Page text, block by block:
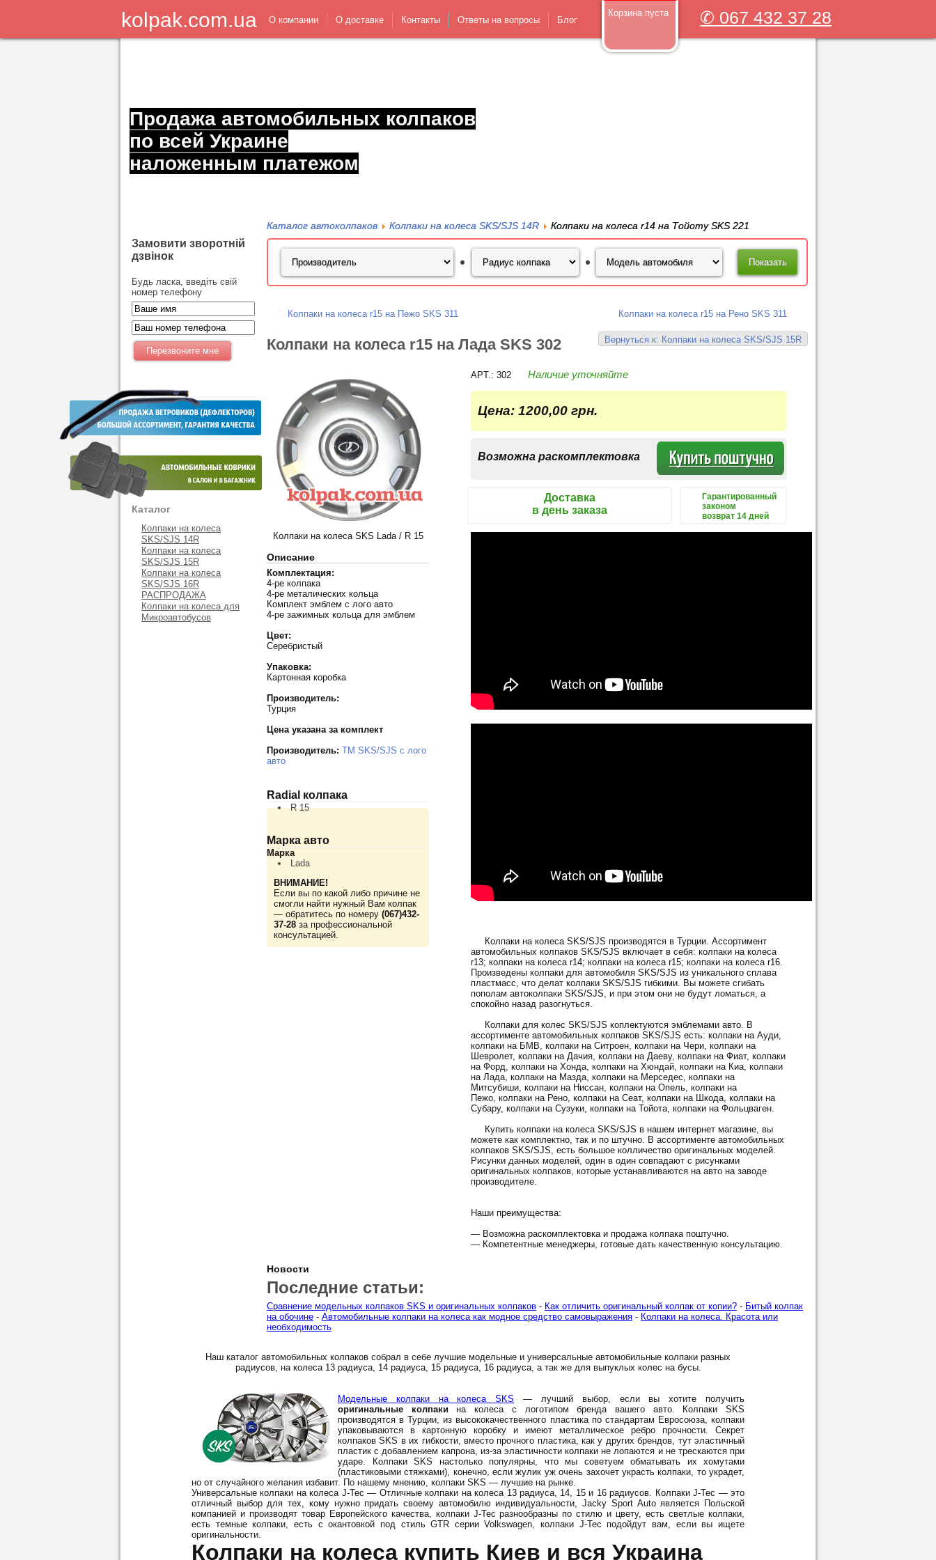
kolpak.com.ua ✆ 067 432 37 28
О компании О доставке Контакты Ответы на вопросы Блог
Корзина пуста
Продажа автомобильных колпаков
по всей Украине
наложенным платежом
Замовити зворотній
дзвінок
Будь ласка, введіть свій
номер телефону
Каталог
Колпаки на колеса
SKS/SJS 14R
Колпаки на колеса
SKS/SJS 15R
Колпаки на колеса
SKS/SJS 16R
РАСПРОДАЖА
Колпаки на колеса для
Микроавтобусов
Каталог автоколпаков Колпаки на колеса SKS/SJS 14R Колпаки на колеса r14 на Тойоту SKS 221
Колпаки на колеса r15 на Пежо SKS 311 Колпаки на колеса r15 на Рено SKS 311
Вернуться к: Колпаки на колеса SKS/SJS 15R
Колпаки на колеса r15 на Лада SKS 302
Колпаки на колеса SKS Lada / R 15
Описание
Комплектация:
4-ре колпака
4-ре металических кольца
Комплект эмблем с лого авто
4-ре зажимных кольца для эмблем
Цвет:
Серебристый
Упаковка:
Картонная коробка
Производитель:
Турция
Цена указана за комплект
Производитель: TM SKS/SJS с лого
авто
Radial колпака
R 15
Марка авто
Марка
Lada
ВНИМАНИЕ!
Если вы по какой либо причине не
смогли найти нужный Вам колпак
— обратитесь по номеру (067)432-
37-28 за профессиональной
консультацией.
APT.: 302 Наличие уточняйте
Цена: 1200,00 грн.
Возможна раскомплектовка
Доставка
в день заказа
Гарантированный
законом
возврат 14 дней
Колпаки на колеса SKS/SJS производятся в Турции. Ассортимент
автомобильных колпаков SKS/SJS включает в себя: колпаки на колеса
r13; колпаки на колеса r14; колпаки на колеса r15; колпаки на колеса r16.
Произведены колпаки для автомобиля SKS/SJS из уникального сплава
пластмасс, что делат колпаки SKS/SJS гибкими. Вы можете сгибать
пополам автоколпаки SKS/SJS, и при этом они не будут ломаться, а
спокойно назад разогнуться.
Колпаки для колес SKS/SJS коплектуются эмблемами авто. В
ассортименте автомобильных колпаков SKS/SJS есть: колпаки на Ауди,
колпаки на БМВ, колпаки на Ситроен, колпаки на Чери, колпаки на
Шевролет, колпаки на Дачия, колпаки на Даеву, колпаки на Фиат, колпаки
на Форд, колпаки на Хонда, колпаки на Хюндай, колпаки на Киа, колпаки
на Лада, колпаки на Мазда, колпаки на Мерседес, колпаки на
Митсубиши, колпаки на Ниссан, колпаки на Опель, колпаки на
Пежо, колпаки на Рено, колпаки на Сеат, колпаки на Шкода, колпаки на
Субару, колпаки на Сузуки, колпаки на Тойота, колпаки на Фольцваген.
Купить колпаки на колеса SKS/SJS в нашем интернет магазине, вы
можете как комплектно, так и по штучно. В ассортименте автомобильных
колпаков SKS/SJS, есть большое колличество оригинальных моделей.
Рисунки данных моделей, один в один совпадают с рисунками
оригинальных колпаков, которые устанавливаются на авто на заводе
производителе.
Наши преимущества:
— Возможна раскомплектовка и продажа колпака поштучно.
— Компетентные менеджеры, готовые дать качественную консультацию.
Новости
Последние статьи:
Сравнение модельных колпаков SKS и оригинальных колпаков - Как отличить оригинальный колпак от копии? - Битый колпак
на обочине - Автомобильные колпаки на колеса как модное средство самовыражения - Колпаки на колеса. Красота или
необходимость
Наш каталог автомобильных колпаков собрал в себе лучшие модельные и универсальные автомобильные колпаки разных
радиусов, на колеса 13 радиуса, 14 радиуса, 15 радиуса, 16 радиуса, а так же для выпуклых колес на бусы.
Модельные колпаки на колеса SKS — лучший выбор, если вы хотите получить
оригинальные колпаки на колеса с логотипом бренда вашего авто. Колпаки SKS
производятся в Турции, из высококачественного пластика по стандартам Евросоюза, колпаки
упаковываются в картонную коробку и имеют металлическое ребро прочности. Секрет
колпаков SKS в их гибкости, вместо прочного пластика, как у других брендов, тут эластичный
пластик с добавлением капрона, из-за эластичности колпаки не лопаются и не трескаются при
ударе. Колпаки SKS настолько популярны, что мы советуем обматывать их хомутами
(пластиковыми стяжками), конечно, если жулик уж очень захочет украсть колпаки, то украдет,
но от случайного желания избавит. По нашему мнению, колпаки SKS — лучшие на рынке.
Универсальные колпаки на колеса J-Tec — Отличные колпаки на колеса 13 радиуса, 14, 15 и 16 радиусов. Колпаки J-Tec — это
отличный выбор для тех, кому нужно придать своему автомобилю индивидуальности, Jacky Sport Auto является Польской
компанией и производят товар Европейского качества, колпаки J-Tec разнообразны по стилю и цвету, есть светлые колпаки,
есть темные колпаки, есть с окантовкой под стиль GTR серии Volkswagen, колпаки J-Tec подойдут вам, если вы ищете
оригинальности.
Колпаки на колеса купить Киев и вся Украина